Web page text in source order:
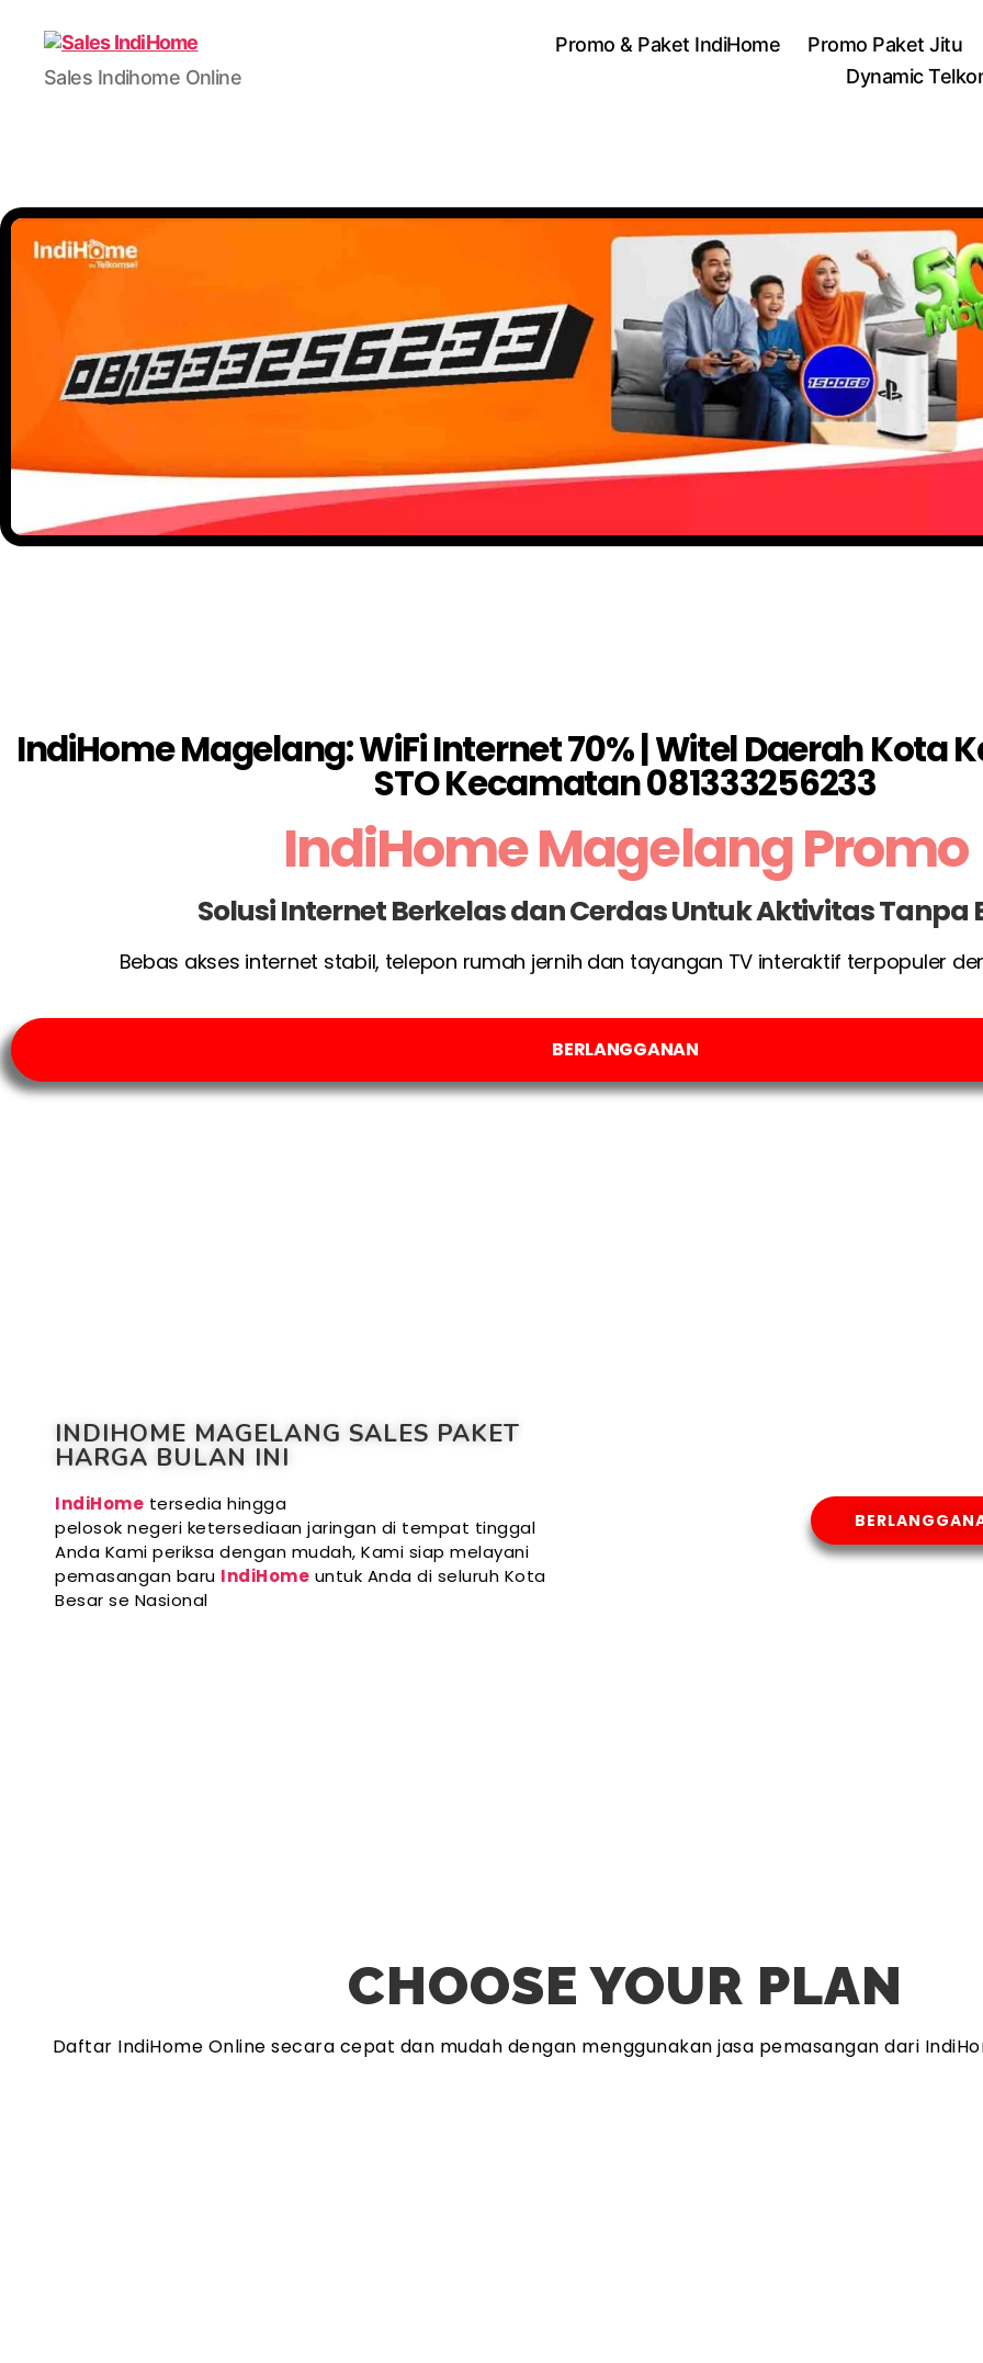
Sales Indihome Online
Promo & Paket IndiHome
Promo Paket Jitu
Dynamic
IndiHome Magelang: WiFi Internet 70% | Witel Daerah Kota
STO Kecamatan 081333256233
IndiHome Magelang Promo
Solusi Internet Berkelas dan Cerdas Untuk Aktivitas Tanpa
Bebas akses internet stabil, telepon rumah jernih dan tayangan TV interaktif terpopuler
BERLANGGANAN
INDIHOME MAGELANG SALES PAKET
HARGA BULAN INI
IndiHome tersedia hingga
pelosok negeri ketersediaan jaringan di tempat tinggal
Anda Kami periksa dengan mudah, Kami siap melayani
pemasangan baru IndiHome untuk Anda di seluruh Kota
Besar se Nasional
CHOOSE YOUR PLAN
Daftar IndiHome Online secara cepat dan mudah dengan menggunakan jasa pemasangan dari